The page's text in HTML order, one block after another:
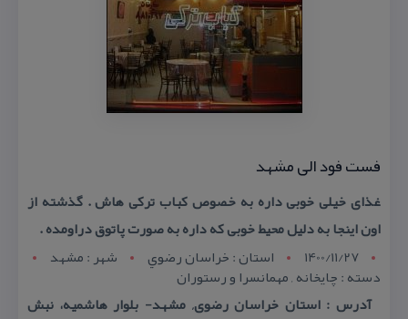
فست فود الی مشهد
غذای خیلی خوبی داره به خصوص كباب تركی هاش . گذشته از
اون اینجا به دلیل محیط خوبی كه داره به صورت پاتوق دراومده .
1400/11/27
استان : خراسان رضوي شهر : مشهد
دسته : چایخانه , مهمانسرا و رستوران
آدرس : استان خراسان رضوی, مشهد- بلوار هاشمیه، نبش